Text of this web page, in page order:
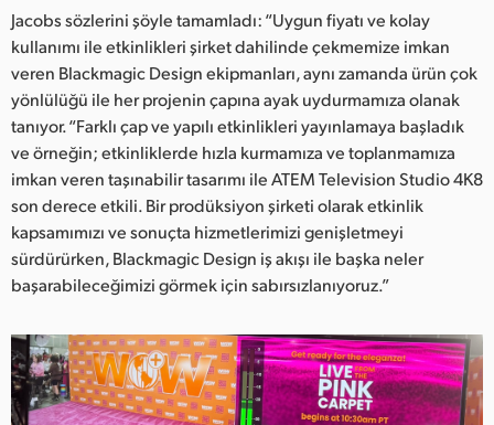
Jacobs sözlerini şöyle tamamladı: “Uygun fiyatı ve kolay
kullanımı ile etkinlikleri şirket dahilinde çekmemize imkan
veren Blackmagic Design ekipmanları, aynı zamanda ürün çok
yönlülüğü ile her projenin çapına ayak uydurmamıza olanak
tanıyor. “Farklı çap ve yapılı etkinlikleri yayınlamaya başladık
ve örneğin; etkinliklerde hızla kurmamıza ve toplanmamıza
imkan veren taşınabilir tasarımı ile ATEM Television Studio 4K8
son derece etkili. Bir prodüksiyon şirketi olarak etkinlik
kapsamımızı ve sonuçta hizmetlerimizi genişletmeyi
sürdürürken, Blackmagic Design iş akışı ile başka neler
başarabileceğimizi görmek için sabırsızlanıyoruz.”